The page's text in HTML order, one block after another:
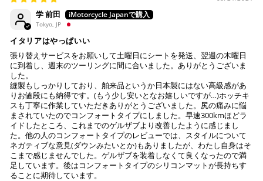
学 前田
Tokyo, JP
イタリアはやっぱいい
張り替えサービスをお願いして土曜日にシートを発送、翌週の木曜日
に到着し、週末のツーリングに間に合いました。ありがとうございま
した。
縫製もしっかりしており、舶来品というか日本製にはない高級感があ
りお値段にも納得です。(もう少し安いとなお嬉しいですが…)ホッチキ
スも丁寧に作業していただきありがとうございました。尻の痛みに悩
まされていたのでコンフォートタイプにしました。早速300kmほどラ
イドしたところ、これまでのゲルザブより改善したように感じまし
た。他の人のコンフォートタイプのレビューでは、スタイルについて
ネガティブな意見(ダウンみたいとか)もありましたが、わたし自身はそ
こまで感じませんでした。ゲルザブを装着しなくて良くなったので満
足しています。後はコンフォートタイプのシリコンマットが長持ちす
ることに期待しています。